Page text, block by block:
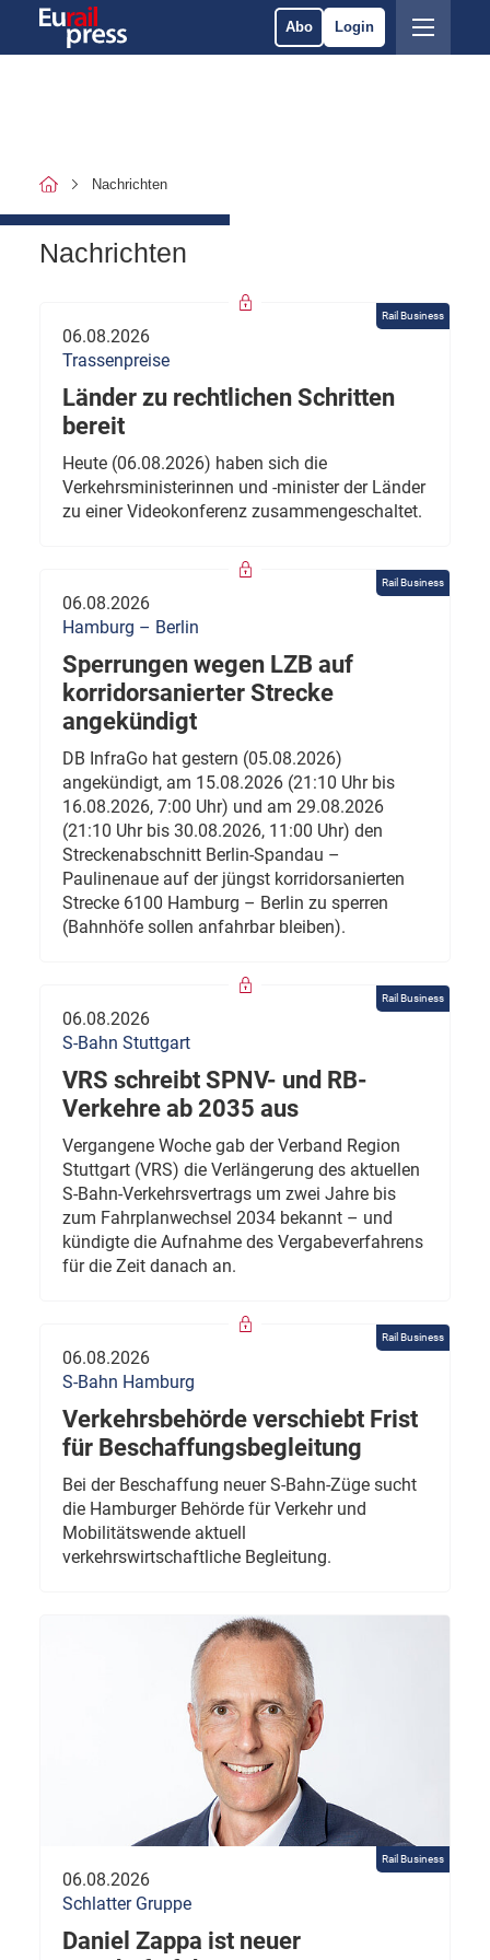
Abo Login
Nachrichten
Nachrichten
Rail Business
06.08.2026
Trassenpreise
Länder zu rechtlichen Schritten
bereit
Heute (06.08.2026) haben sich die
Verkehrsministerinnen und -minister der Länder
zu einer Videokonferenz zusammengeschaltet.
Rail Business
06.08.2026
Hamburg – Berlin
Sperrungen wegen LZB auf
korridorsanierter Strecke
angekündigt
DB InfraGo hat gestern (05.08.2026)
angekündigt, am 15.08.2026 (21:10 Uhr bis
16.08.2026, 7:00 Uhr) und am 29.08.2026
(21:10 Uhr bis 30.08.2026, 11:00 Uhr) den
Streckenabschnitt Berlin-Spandau –
Paulinenaue auf der jüngst korridorsanierten
Strecke 6100 Hamburg – Berlin zu sperren
(Bahnhöfe sollen anfahrbar bleiben).
Rail Business
06.08.2026
S-Bahn Stuttgart
VRS schreibt SPNV- und RB-
Verkehre ab 2035 aus
Vergangene Woche gab der Verband Region
Stuttgart (VRS) die Verlängerung des aktuellen
S-Bahn-Verkehrsvertrags um zwei Jahre bis
zum Fahrplanwechsel 2034 bekannt – und
kündigte die Aufnahme des Vergabeverfahrens
für die Zeit danach an.
Rail Business
06.08.2026
S-Bahn Hamburg
Verkehrsbehörde verschiebt Frist
für Beschaffungsbegleitung
Bei der Beschaffung neuer S-Bahn-Züge sucht
die Hamburger Behörde für Verkehr und
Mobilitätswende aktuell
verkehrswirtschaftliche Begleitung.
Rail Business
06.08.2026
Schlatter Gruppe
Daniel Zappa ist neuer